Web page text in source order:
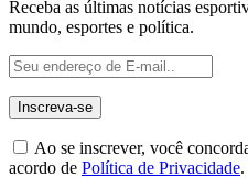
Receba as últimas notícias
mundo, esportes e política.
Ao se inscrever, você
acordo de Política de Privacidade.